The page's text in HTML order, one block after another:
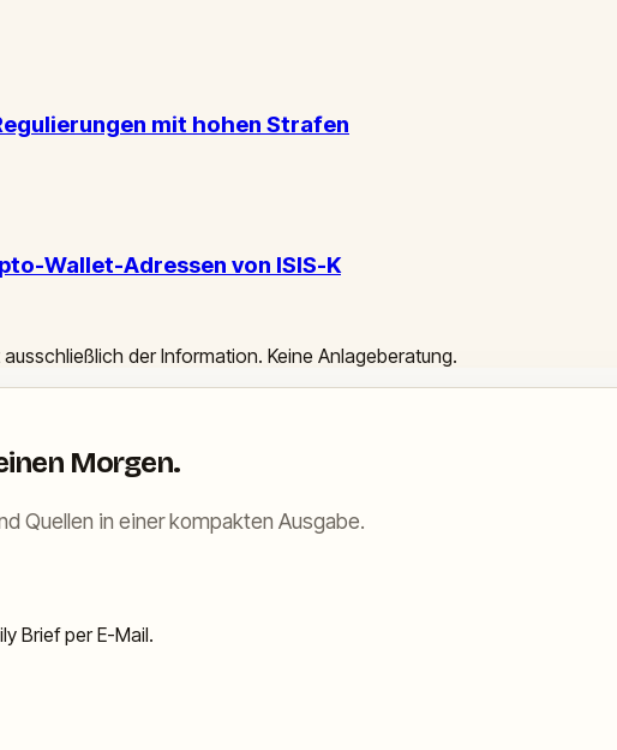
mit hohen Strafen
Wallet-Adressen von ISIS-K
der Information. Keine Anlageberatung.
Morgen.
Quellen in einer kompakten Ausgabe.
Brief per E-Mail.